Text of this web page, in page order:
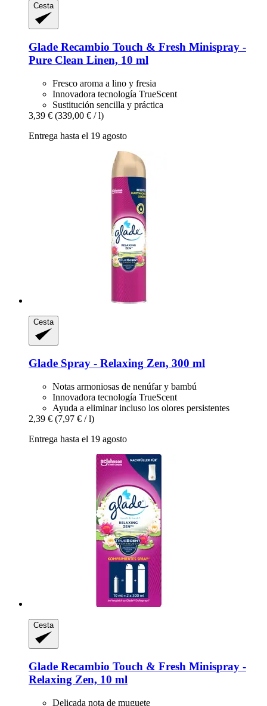
Cesta
Glade Recambio Touch & Fresh Minispray -​
Pure Clean Linen, 10 ml
Fresco aroma a lino y fresia
Innovadora tecnología TrueScent
Sustitución sencilla y práctica
3,39 € (339,00 € / l)
Entrega hasta el 19 agosto
Cesta
Glade Spray -​ Relaxing Zen, 300 ml
Notas armoniosas de nenúfar y bambú
Innovadora tecnología TrueScent
Ayuda a eliminar incluso los olores persistentes
2,39 € (7,97 € / l)
Entrega hasta el 19 agosto
Cesta
Glade Recambio Touch & Fresh Minispray -​
Relaxing Zen, 10 ml
Delicada nota de muguete